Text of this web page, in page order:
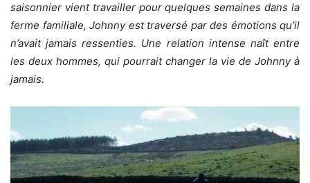
saisonnier vient travailler pour quelques semaines dans la
ferme familiale, Johnny est traversé par des émotions qu’il
n’avait jamais ressenties. Une relation intense naît entre
les deux hommes, qui pourrait changer la vie de Johnny à
jamais.